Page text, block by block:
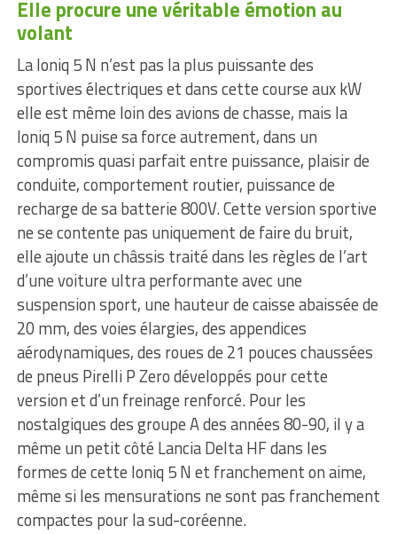
Elle procure une véritable émotion au
volant
La Ioniq 5 N n’est pas la plus puissante des
sportives électriques et dans cette course aux kW
elle est même loin des avions de chasse, mais la
Ioniq 5 N puise sa force autrement, dans un
compromis quasi parfait entre puissance, plaisir de
conduite, comportement routier, puissance de
recharge de sa batterie 800V. Cette version sportive
ne se contente pas uniquement de faire du bruit,
elle ajoute un châssis traité dans les règles de l’art
d’une voiture ultra performante avec une
suspension sport, une hauteur de caisse abaissée de
20 mm, des voies élargies, des appendices
aérodynamiques, des roues de 21 pouces chaussées
de pneus Pirelli P Zero développés pour cette
version et d’un freinage renforcé. Pour les
nostalgiques des groupe A des années 80-90, il y a
même un petit côté Lancia Delta HF dans les
formes de cette Ioniq 5 N et franchement on aime,
même si les mensurations ne sont pas franchement
compactes pour la sud-coréenne.